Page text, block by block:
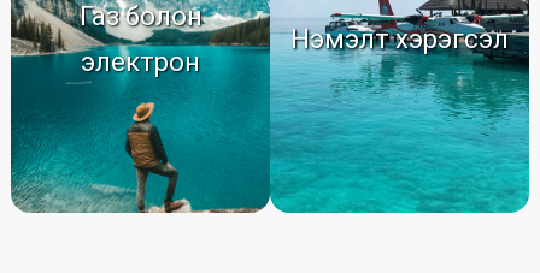
Газ болон
электрон
Нэмэлт хэрэгсэл